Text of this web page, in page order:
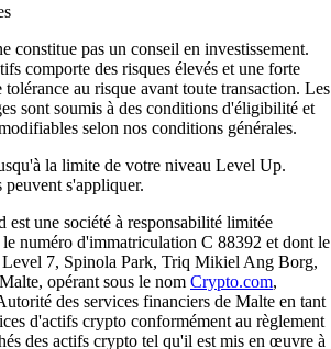
constitue pas un conseil en investissement.
comporte des risques élevés et une forte
au risque avant toute transaction. Les
sont soumis à des conditions d'éligibilité et
selon nos conditions générales.
la limite de votre niveau Level Up.
peuvent s'appliquer.
une société à responsabilité limitée
le numéro d'immatriculation C 88392 et dont le
Level 7, Spinola Park, Triq Mikiel Ang Borg,
opérant sous le nom Crypto.com,
des services financiers de Malte en tant
d'actifs crypto conformément au règlement
des actifs crypto tel qu'il est mis en œuvre à